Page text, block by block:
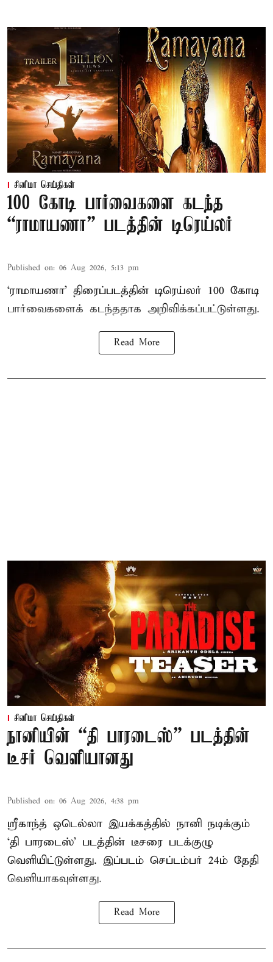
சினிமா செய்திகள்
100 கோடி பார்வைகளை கடந்த
“ராமாயணா” படத்தின் டிரெய்லர்
Published on: 06 Aug 2026, 5:13 pm
‘ராமாயணா’ திரைப்படத்தின் டிரெய்லர் 100 கோடி
பார்வைகளைக் கடந்ததாக அறிவிக்கப்பட்டுள்ளது.
Read More
சினிமா செய்திகள்
நானியின் “தி பாரடைஸ்” படத்தின்
டீசர் வெளியானது
Published on: 06 Aug 2026, 4:38 pm
ஸ்ரீகாந்த் ஒடெல்லா இயக்கத்தில் நானி நடிக்கும்
‘தி பாரடைஸ்’ படத்தின் டீசரை படக்குழு
வெளியிட்டுள்ளது. இப்படம் செப்டம்பர் 24ம் தேதி
வெளியாகவுள்ளது.
Read More